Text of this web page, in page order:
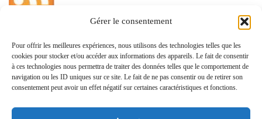
Gérer le consentement
Pour offrir les meilleures expériences, nous utilisons des technologies telles que les
cookies pour stocker et/ou accéder aux informations des appareils. Le fait de consentir
à ces technologies nous permettra de traiter des données telles que le comportement de
navigation ou les ID uniques sur ce site. Le fait de ne pas consentir ou de retirer son
consentement peut avoir un effet négatif sur certaines caractéristiques et fonctions.
»
Politique de confidentialité